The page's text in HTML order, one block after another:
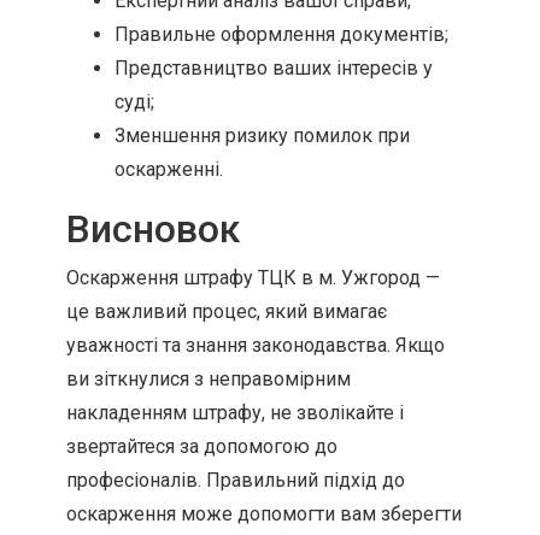
Правильне оформлення документів;
Представництво ваших інтересів у
суді;
Зменшення ризику помилок при
оскарженні.
Висновок
Оскарження штрафу ТЦК в м. Ужгород —
це важливий процес, який вимагає
уважності та знання законодавства. Якщо
ви зіткнулися з неправомірним
накладенням штрафу, не зволікайте і
звертайтеся за допомогою до
професіоналів. Правильний підхід до
оскарження може допомогти вам зберегти